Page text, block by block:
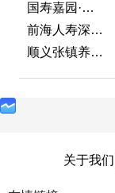
国寿嘉园·成都乐境
前海人寿深圳幸福之家
顺义张镇养老照料中心
关于我们